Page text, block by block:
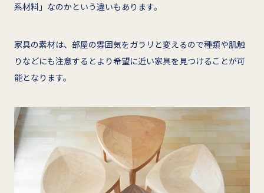
系材料」なのかという違いもあります。
家具の素材は、部屋の雰囲気をガラリと変えるので種類や肌触
りなどにも注意するとより希望に近い家具を見つけることが可
能となります。